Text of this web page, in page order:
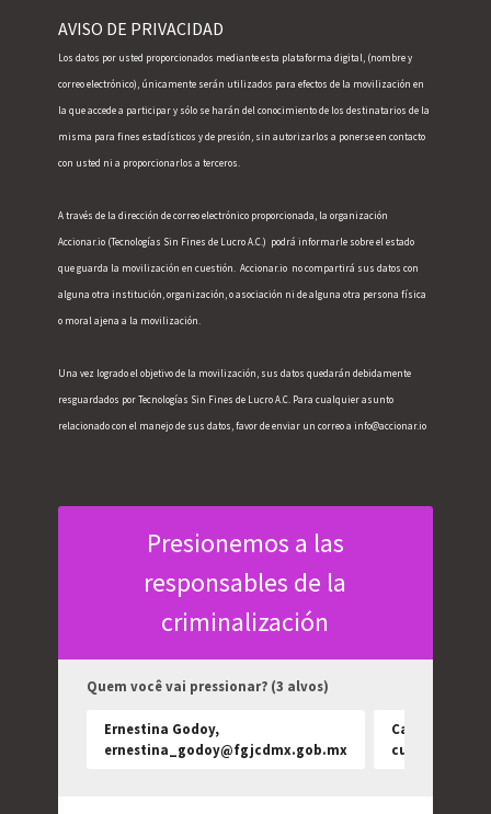
AVISO DE PRIVACIDAD
Los datos por usted proporcionados mediante esta plataforma digital, (nombre y
correo electrónico), únicamente serán utilizados para efectos de la movilización en
la que accede a participar y sólo se harán del conocimiento de los destinatarios de la
misma para fines estadísticos y de presión, sin autorizarlos a ponerse en contacto
con usted ni a proporcionarlos a terceros.
A través de la dirección de correo electrónico proporcionada, la organización
Accionar.io (Tecnologías Sin Fines de Lucro A.C.)  podrá informarle sobre el estado
que guarda la movilización en cuestión.  Accionar.io  no compartirá sus datos con
alguna otra institución, organización, o asociación ni de alguna otra persona física
o moral ajena a la movilización.
Una vez logrado el objetivo de la movilización, sus datos quedarán debidamente
resguardados por Tecnologías Sin Fines de Lucro A.C. Para cualquier asunto
relacionado con el manejo de sus datos, favor de enviar un correo a info@accionar.io
Presionemos a las
responsables de la
criminalización
Quem você vai pressionar? (3 alvos)
Ernestina Godoy,
ernestina_godoy@fgjcdmx.gob.mx
Carlos Ulloa